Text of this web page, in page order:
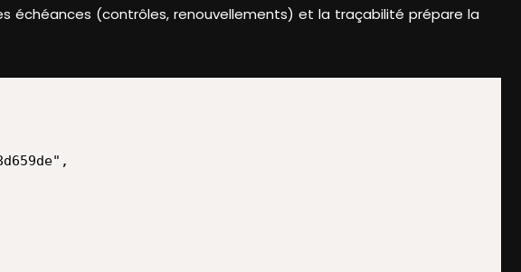
échéances (contrôles, renouvellements) et la traçabilité prépare la